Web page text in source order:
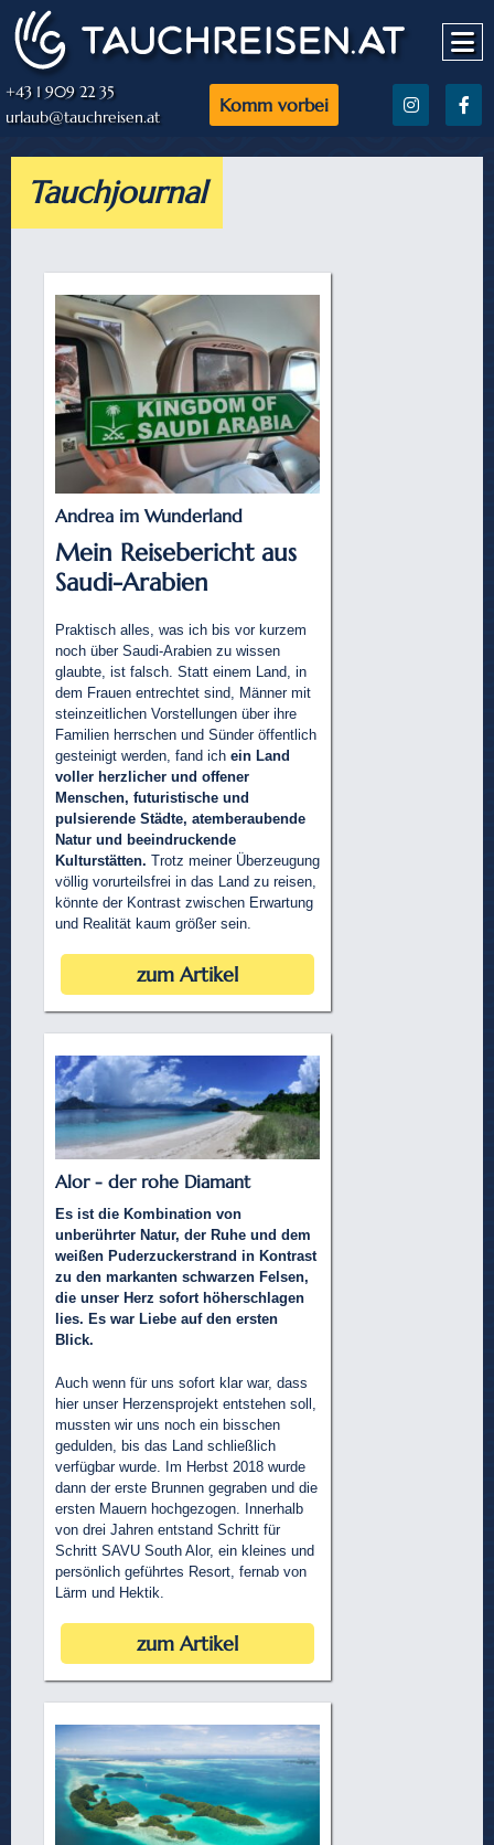
+43 1 909 22 35
urlaub@tauchreisen.at
Komm vorbei
Tauchjournal
Andrea im Wunderland
Mein Reisebericht aus
Saudi-Arabien
Praktisch alles, was ich bis vor kurzem
noch über Saudi-Arabien zu wissen
glaubte, ist falsch. Statt einem Land, in
dem Frauen entrechtet sind, Männer mit
steinzeitlichen Vorstellungen über ihre
Familien herrschen und Sünder öffentlich
gesteinigt werden, fand ich ein Land
voller herzlicher und offener
Menschen, futuristische und
pulsierende Städte, atemberaubende
Natur und beeindruckende
Kulturstätten. Trotz meiner Überzeugung
völlig vorurteilsfrei in das Land zu reisen,
könnte der Kontrast zwischen Erwartung
und Realität kaum größer sein.
zum Artikel
Alor - der rohe Diamant
Es ist die Kombination von
unberührter Natur, der Ruhe und dem
weißen Puderzuckerstrand in Kontrast
zu den markanten schwarzen Felsen,
die unser Herz sofort höherschlagen
lies. Es war Liebe auf den ersten
Blick.
Auch wenn für uns sofort klar war, dass
hier unser Herzensprojekt entstehen soll,
mussten wir uns noch ein bisschen
gedulden, bis das Land schließlich
verfügbar wurde. Im Herbst 2018 wurde
dann der erste Brunnen gegraben und die
ersten Mauern hochgezogen. Innerhalb
von drei Jahren entstand Schritt für
Schritt SAVU South Alor, ein kleines und
persönlich geführtes Resort, fernab von
Lärm und Hektik.
zum Artikel